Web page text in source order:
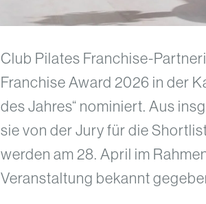
Club Pilates Franchise-
Franchise Award 2026 in der
des Jahres“ nominiert. Aus
sie von der Jury für die
werden am 28. April im
Veranstaltung bekannt